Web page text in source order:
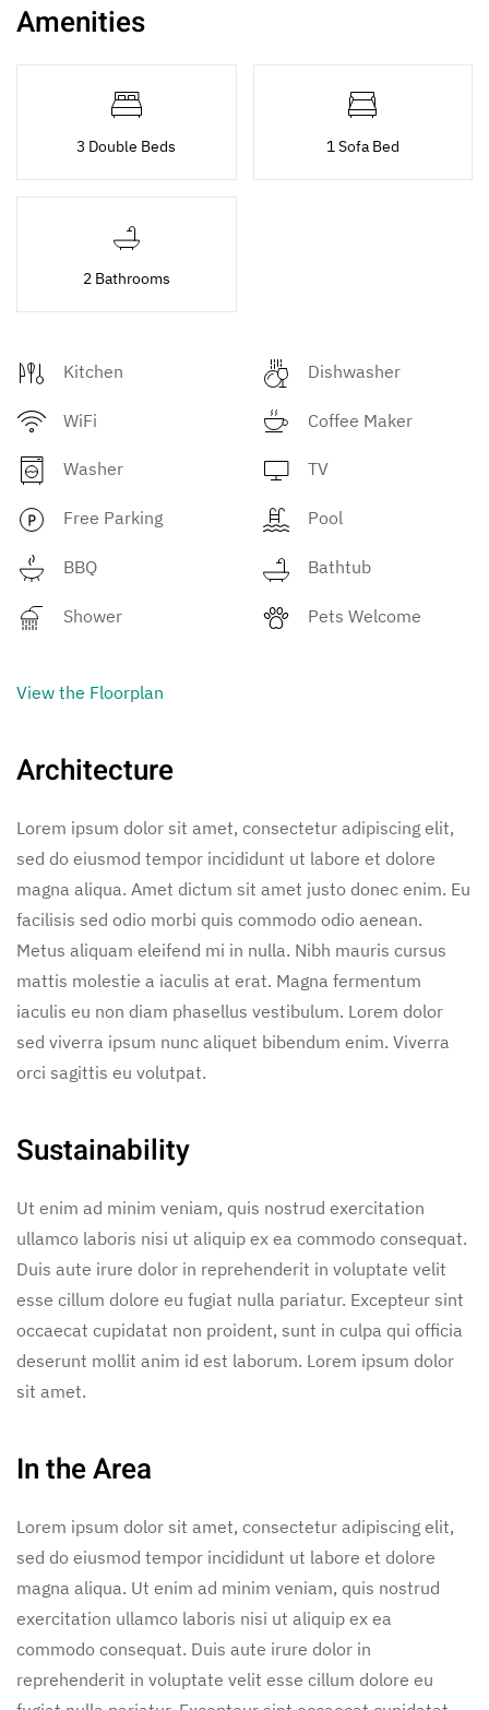
Amenities
3 Double Beds 1 Sofa Bed
2 Bathrooms
Kitchen Dishwasher
WiFi Coffee Maker
Washer TV
Free Parking Pool
BBQ Bathtub
Shower Pets Welcome
View the Floorplan
Architecture
Lorem ipsum dolor sit amet, consectetur adipiscing elit,
sed do eiusmod tempor incididunt ut labore et dolore
magna aliqua. Amet dictum sit amet justo donec enim. Eu
facilisis sed odio morbi quis commodo odio aenean.
Metus aliquam eleifend mi in nulla. Nibh mauris cursus
mattis molestie a iaculis at erat. Magna fermentum
iaculis eu non diam phasellus vestibulum. Lorem dolor
sed viverra ipsum nunc aliquet bibendum enim. Viverra
orci sagittis eu volutpat.
Sustainability
Ut enim ad minim veniam, quis nostrud exercitation
ullamco laboris nisi ut aliquip ex ea commodo consequat.
Duis aute irure dolor in reprehenderit in voluptate velit
esse cillum dolore eu fugiat nulla pariatur. Excepteur sint
occaecat cupidatat non proident, sunt in culpa qui officia
deserunt mollit anim id est laborum. Lorem ipsum dolor
sit amet.
In the Area
Lorem ipsum dolor sit amet, consectetur adipiscing elit,
sed do eiusmod tempor incididunt ut labore et dolore
magna aliqua. Ut enim ad minim veniam, quis nostrud
exercitation ullamco laboris nisi ut aliquip ex ea
commodo consequat. Duis aute irure dolor in
reprehenderit in voluptate velit esse cillum dolore eu